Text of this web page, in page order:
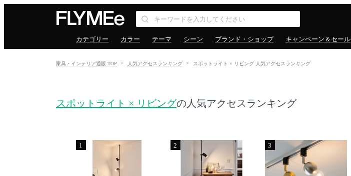
カテゴリー カラー テーマ シーン ブランド・ショップ キャンペーン＆セール
家具・インテリア通販 TOP 人気アクセスランキング スポットライト × リビング 人気アクセスランキング
スポットライト × リビングの人気アクセスランキング
1 2 3